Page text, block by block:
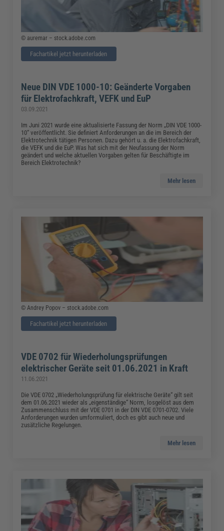
© auremar – stock.adobe.com
Fachartikel jetzt herunterladen
Neue DIN VDE 1000-10: Geänderte Vorgaben
für Elektrofachkraft, VEFK und EuP
03.09.2021
Im Juni 2021 wurde eine aktualisierte Fassung der Norm „DIN VDE 1000-
10“ veröffentlicht. Sie definiert Anforderungen an die im Bereich der
Elektrotechnik tätigen Personen. Dazu gehört u. a. die Elektrofachkraft,
die VEFK und die EuP. Was hat sich mit der Neufassung der Norm
geändert und welche aktuellen Vorgaben gelten für Beschäftigte im
Bereich Elektrotechnik?
Mehr lesen
© Andrey Popov – stock.adobe.com
Fachartikel jetzt herunterladen
VDE 0702 für Wiederholungsprüfungen
elektrischer Geräte seit 01.06.2021 in Kraft
11.06.2021
Die VDE 0702 „Wiederholungsprüfung für elektrische Geräte“ gilt seit
dem 01.06.2021 wieder als „eigenständige“ Norm, losgelöst aus dem
Zusammenschluss mit der VDE 0701 in der DIN VDE 0701-0702. Viele
Anforderungen wurden umformuliert, doch es gibt auch neue und
zusätzliche Regelungen.
Mehr lesen